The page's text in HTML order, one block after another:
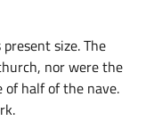
size. The
nor were the
of half of the nave.